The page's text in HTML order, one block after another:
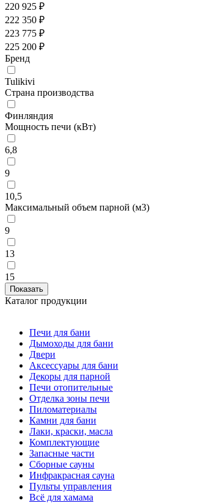
220 925 ₽
222 350 ₽
223 775 ₽
225 200 ₽
Бренд
Tulikivi
Страна производства
Финляндия
Мощность печи (кВт)
6,8
9
10,5
Максимальный объем парной (м3)
9
13
15
Каталог продукции
Печи для бани
Дымоходы для бани
Двери
Аксессуары для бани
Декоры для парной
Печи отопительные
Отделка зоны печи
Пиломатериалы
Камни для бани
Лаки, краски, масла
Комплектующие
Запасные части
Сборные сауны
Инфракрасная сауна
Пульты управления
Всё для хамама